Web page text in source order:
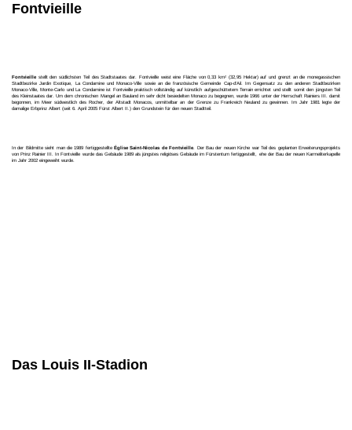
Fontvieille
Fontvieille stellt den südlichsten Teil des Stadtstaates dar. Fontvieille weist eine Fläche von 0,33 km² (32,95 Hektar) auf und grenzt an die monegassischen
Stadtbezirke Jardin Exotique, La Condamine und Monaco-Ville sowie an die französische Gemeinde Cap-d’Ail. Im Gegensatz zu den anderen Stadtbezirken
Monaco-Ville, Monte-Carlo und La Condamine ist Fontvieille praktisch vollständig auf künstlich aufgeschüttetem Terrain errichtet und stellt somit den jüngsten Teil
des Kleinstaates dar. Um dem chronischen Mangel an Bauland im sehr dicht besiedelten Monaco zu begegnen, wurde 1966 unter der Herrschaft Rainiers III. damit
begonnen, im Meer südwestlich des Rocher, der Altstadt Monacos, unmittelbar an der Grenze zu Frankreich Neuland zu gewinnen. Im Jahr 1981 legte der
damalige Erbprinz Albert (seit 6. April 2005 Fürst Albert II.) den Grundstein für den neuen Stadtteil.
In der Bildmitte sieht man die 1989 fertiggestellte Église Saint-Nicolas de Fontvieille . Der Bau der neuen Kirche war Teil des geplanten Erweiterungsprojekts
von Prinz Rainier III. In Fontvieille wurde das Gebäude 1989 als jüngstes religiöses Gebäude im Fürstentum fertiggestellt, ehe der Bau der neuen Karmeliterkapelle
im Jahr 2002 eingeweiht wurde.
Das Louis II-Stadion